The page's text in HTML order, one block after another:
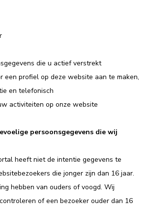
die u actief verstrekt
een profiel op deze website aan te maken,
en telefonisch
activiteiten op onze website
persoonsgegevens die wij
heeft niet de intentie gegevens te
die jonger zijn dan 16 jaar.
hebben van ouders of voogd. Wij
of een bezoeker ouder dan 16